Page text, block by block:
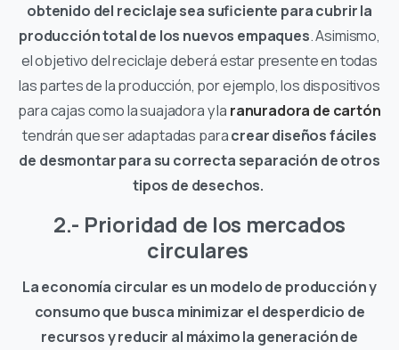
obtenido del reciclaje sea suficiente para cubrir la
producción total de los nuevos empaques. Asimismo,
el objetivo del reciclaje deberá estar presente en todas
las partes de la producción, por ejemplo, los dispositivos
para cajas como la suajadora y la ranuradora de cartón
tendrán que ser adaptadas paracrear diseños fáciles
de desmontar para su correcta separación de otros
tipos de desechos.
2.- Prioridad de los mercados
circulares
La economía circular es un modelo de producción y
consumo que busca minimizar el desperdicio de
recursos y reducir al máximo la generación de